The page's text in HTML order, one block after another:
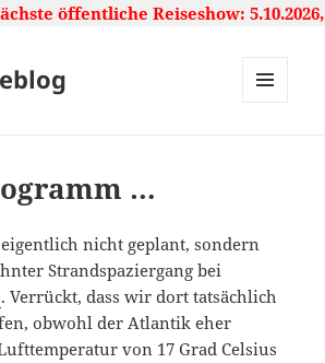
öffentliche Reiseshow:
…
nicht geplant, sondern
Strandspaziergang bei
. Verrückt, dass wir dort tatsächlich
obwohl der Atlantik eher
von 17 Grad Celsius